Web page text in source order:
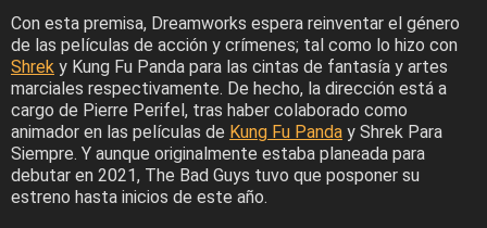
Con esta premisa, Dreamworks espera reinventar el género
de las películas de acción y crímenes; tal como lo hizo con
Shrek y Kung Fu Panda para las cintas de fantasía y artes
marciales respectivamente. De hecho, la dirección está a
cargo de Pierre Perifel, tras haber colaborado como
animador en las películas de Kung Fu Panda y Shrek Para
Siempre. Y aunque originalmente estaba planeada para
debutar en 2021, The Bad Guys tuvo que posponer su
estreno hasta inicios de este año.